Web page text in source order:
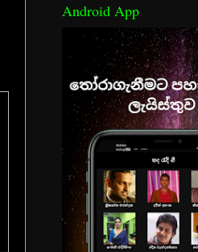
Android App